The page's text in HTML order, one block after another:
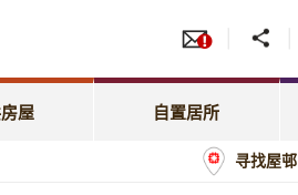
屋
宜 自置居所
绿表置居计划
居屋第二市场
寻找屋邨